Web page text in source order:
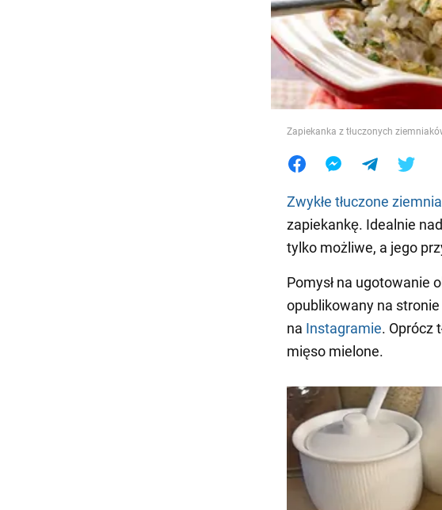
Jedzenie
Zapiekanka z tłuczonych
Zwykłe tłuczone
zapiekankę. Idealnie
tylko możliwe, a jego
Pomysł na ugotowanie
opublikowany na
na Instagramie. Oprócz
mięso mielone.